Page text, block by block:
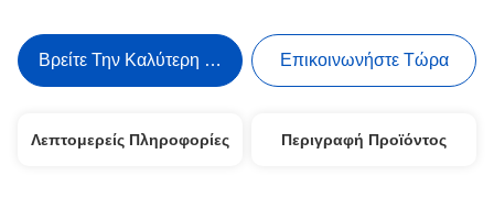
Βρείτε Την Καλύτερη Τιμή Επικοινωνήστε Τώρα
Λεπτομερείς Πληροφορίες Περιγραφή Προϊόντος